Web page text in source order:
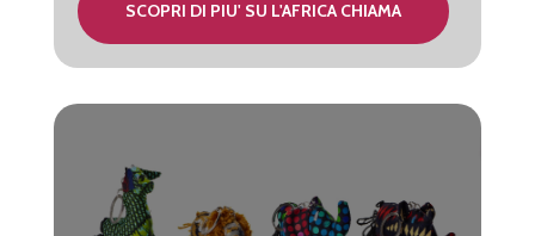
SCOPRI DI PIU' SU L'AFRICA CHIAMA